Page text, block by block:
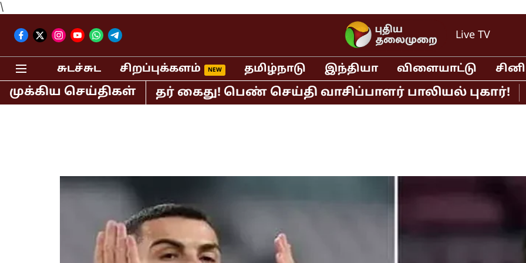
\
Live TV
சுடச்சுட சிறப்புக்களம் தமிழ்நாடு இந்தியா விளையாட்டு
முக்கிய செய்திகள்
பி.ஆர்.சுந்தர் கைது! பெண் செய்தி வாசிப்பாளர் பாலியல் புகார்!